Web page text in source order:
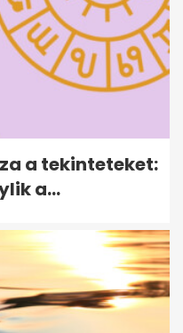
a Zolit fogom
- Elment
a tekinteteket:
a...